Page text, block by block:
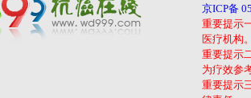
京ICP备
重要提示
医疗机构。
重要提示
为疗效参
重要提示